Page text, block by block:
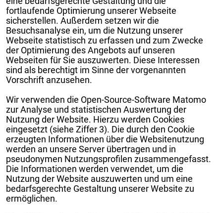
fortlaufende Optimierung unserer Webseite
sicherstellen. Außerdem setzen wir die
Besuchsanalyse ein, um die Nutzung unserer
Webseite statistisch zu erfassen und zum Zwecke
der Optimierung des Angebots auf unseren
Webseiten für Sie auszuwerten. Diese Interessen
sind als berechtigt im Sinne der vorgenannten
Vorschrift anzusehen.
Wir verwenden die Open-Source-Software Matomo
zur Analyse und statistischen Auswertung der
Nutzung der Website. Hierzu werden Cookies
eingesetzt (siehe Ziffer 3). Die durch den Cookie
erzeugten Informationen über die Websitenutzung
werden an unsere Server übertragen und in
pseudonymen Nutzungsprofilen zusammengefasst.
Die Informationen werden verwendet, um die
Nutzung der Website auszuwerten und um eine
bedarfsgerechte Gestaltung unserer Website zu
ermöglichen.